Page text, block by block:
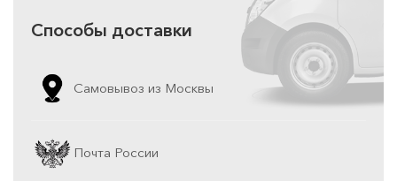
Способы доставки
Самовывоз из Москвы
Почта России